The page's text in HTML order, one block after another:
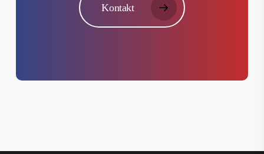
Kontakt